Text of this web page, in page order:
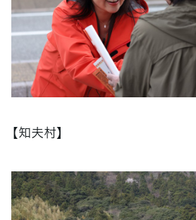
【知夫村】